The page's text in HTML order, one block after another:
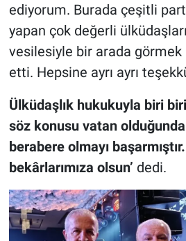
ediyorum. Burada çeşitli
yapan çok değerli
vesilesiyle bir arada görmek
etti. Hepsine ayrı ayrı
Ülküdaşlık hukukuyla biri
söz konusu vatan
berabere olmayı başarmıştır.
bekârlarımıza olsun’ dedi.